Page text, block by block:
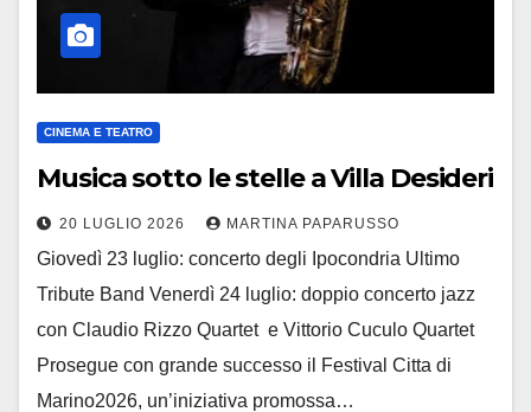
CINEMA E TEATRO
Musica sotto le stelle a Villa Desideri
20 LUGLIO 2026 MARTINA PAPARUSSO
Giovedì 23 luglio: concerto degli Ipocondria Ultimo
Tribute Band Venerdì 24 luglio: doppio concerto jazz
con Claudio Rizzo Quartet e Vittorio Cuculo Quartet
Prosegue con grande successo il Festival Citta di
Marino2026, un’iniziativa promossa…